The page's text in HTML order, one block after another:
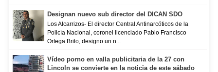
Designan nuevo sub director del DICAN SDO
Los Alcarrizos- El director Central Antinarcóticos de la
Policía Nacional, coronel licenciado Pablo Francisco
Ortega Brito, designo un n...
Vídeo porno en valla publicitaria de la 27 con
Lincoln se convierte en la noticia de este sábado